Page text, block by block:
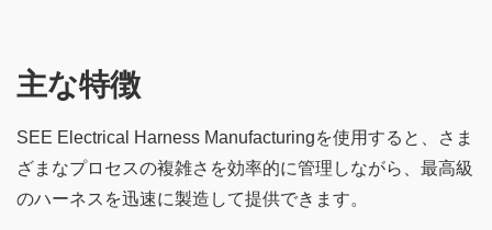
主な特徴
SEE Electrical Harness Manufacturingを使用すると、さま
ざまなプロセスの複雑さを効率的に管理しながら、最高級
のハーネスを迅速に製造して提供できます。